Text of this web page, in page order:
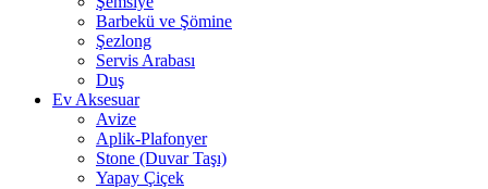
Barbekü ve Şömine
Şezlong
Servis Arabası
Duş
Ev Aksesuar
Avize
Aplik-Plafonyer
Stone (Duvar Taşı)
Yapay Çiçek